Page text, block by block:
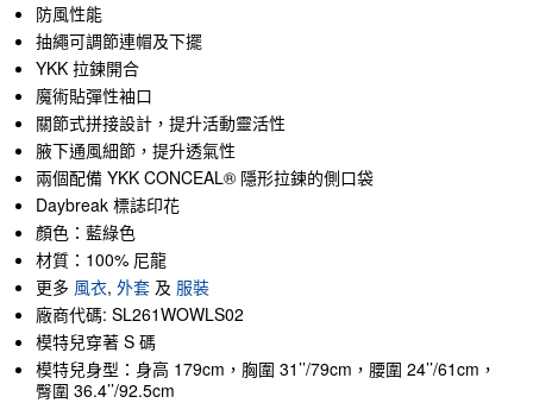
防風性能
抽繩可調節連帽及下擺
YKK 拉鍊開合
魔術貼彈性袖口
關節式拼接設計，提升活動靈活性
腋下通風細節，提升透氣性
兩個配備 YKK CONCEAL® 隱形拉鍊的側口袋
Daybreak 標誌印花
顏色：藍綠色
材質：100% 尼龍
更多 風衣, 外套 及 服裝
廠商代碼: SL261WOWLS02
模特兒穿著 S 碼
模特兒身型：身高 179cm，胸圍 31’’/79cm，腰圍 24’’/61cm，
臀圍 36.4’’/92.5cm